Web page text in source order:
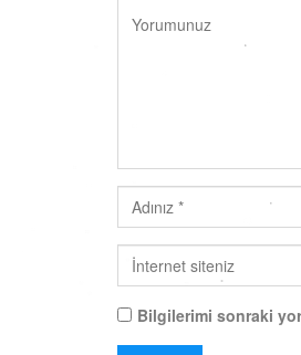
Bilgilerimi sonraki